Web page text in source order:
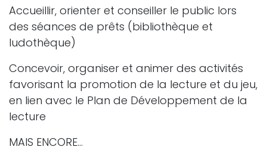
Accueillir, orienter et conseiller le public lors
des séances de prêts (bibliothèque et
ludothèque)
Concevoir, organiser et animer des activités
favorisant la promotion de la lecture et du jeu,
en lien avec le Plan de Développement de la
lecture
MAIS ENCORE…